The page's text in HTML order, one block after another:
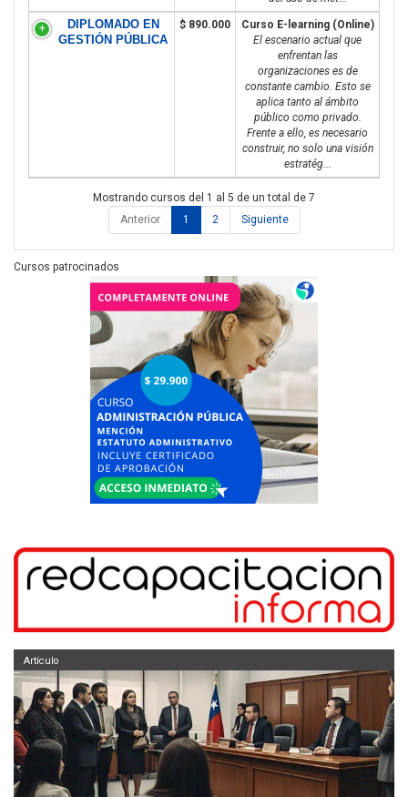
DIPLOMADO EN
GESTIÓN PÚBLICA
$ 890.000
Curso E-learning (Online)
El escenario actual que
enfrentan las
organizaciones es de
constante cambio. Esto se
aplica tanto al ámbito
público como privado.
Frente a ello, es necesario
construir, no solo una visión
estratég...
Mostrando cursos del 1 al 5 de un total de 7
Anterior
1 2 Siguiente
Cursos patrocinados
Artículo